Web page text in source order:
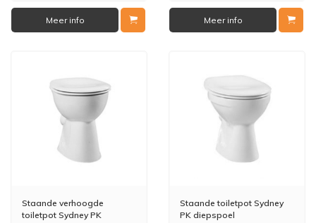
Meer info Meer info
Staande verhoogde
toiletpot Sydney PK
Staande toiletpot Sydney
PK diepspoel